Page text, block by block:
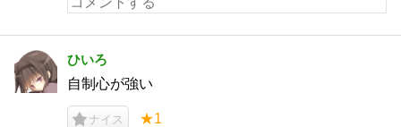
ひいろ
自制心が強い
ナイス ★1